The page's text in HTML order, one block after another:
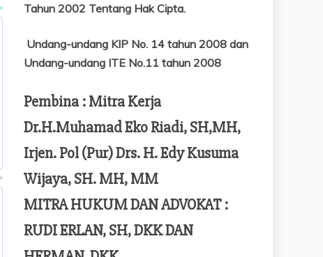
Tahun 2002 Tentang Hak Cipta.
Undang-undang KIP No. 14 tahun 2008 dan
Undang-undang ITE No.11 tahun 2008
Pembina : Mitra Kerja
Dr.H.Muhamad Eko Riadi, SH,MH,
Irjen. Pol (Pur) Drs. H. Edy Kusuma
Wijaya, SH. MH, MM
MITRA HUKUM DAN ADVOKAT :
RUDI ERLAN, SH, DKK DAN